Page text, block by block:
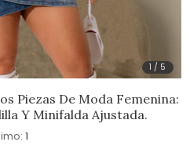
1 / 5
Piezas De Moda Femenina:
Y Minifalda Ajustada.
1